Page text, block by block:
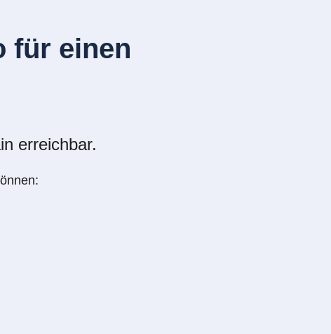
für einen
erreichbar.